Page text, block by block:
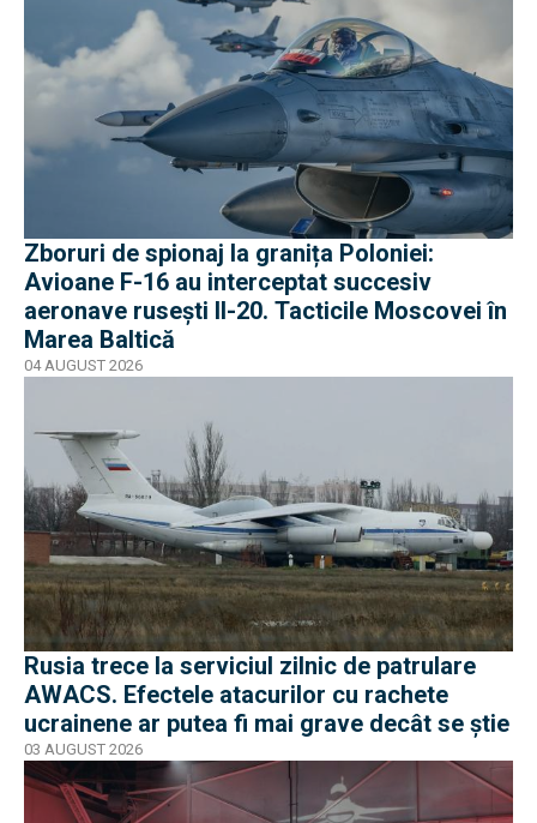
Zboruri de spionaj la granița Poloniei:
Avioane F-16 au interceptat succesiv
aeronave rusești Il-20. Tacticile Moscovei în
Marea Baltică
04 AUGUST 2026
Rusia trece la serviciul zilnic de patrulare
AWACS. Efectele atacurilor cu rachete
ucrainene ar putea fi mai grave decât se știe
03 AUGUST 2026